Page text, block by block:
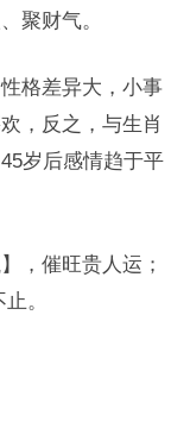
聚财气。
格差异大，小事
，反之，与生肖
岁后感情趋于平
，催旺贵人运；
。